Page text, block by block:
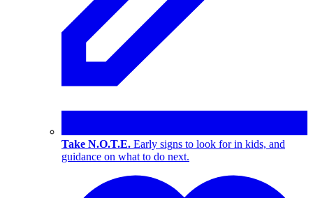
Take N.O.T.E. Early signs to look for in kids, and
guidance on what to do next.